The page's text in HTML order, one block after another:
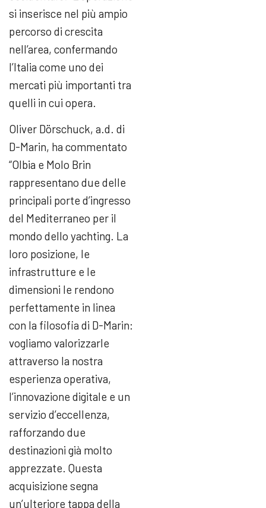
si inserisce nel più ampio
percorso di crescita
nell’area, confermando
l’Italia come uno dei
mercati più importanti tra
quelli in cui opera.
Oliver Dörschuck, a.d. di
D-Marin, ha commentato
“Olbia e Molo Brin
rappresentano due delle
principali porte d’ingresso
del Mediterraneo per il
mondo dello yachting. La
loro posizione, le
infrastrutture e le
dimensioni le rendono
perfettamente in linea
con la filosofia di D-Marin:
vogliamo valorizzarle
attraverso la nostra
esperienza operativa,
l’innovazione digitale e un
servizio d’eccellenza,
rafforzando due
destinazioni già molto
apprezzate. Questa
acquisizione segna
un’ulteriore tappa della